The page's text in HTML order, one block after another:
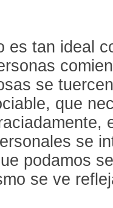
es tan ideal
se
que
se
podamos
se ve